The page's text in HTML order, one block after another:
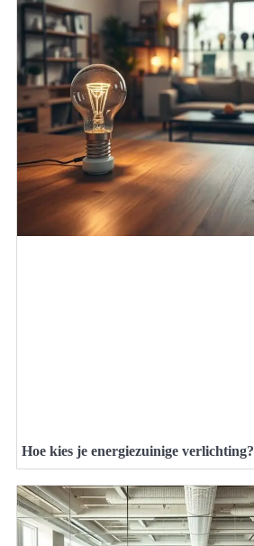
Hoe kies je energiezuinige verlichting?